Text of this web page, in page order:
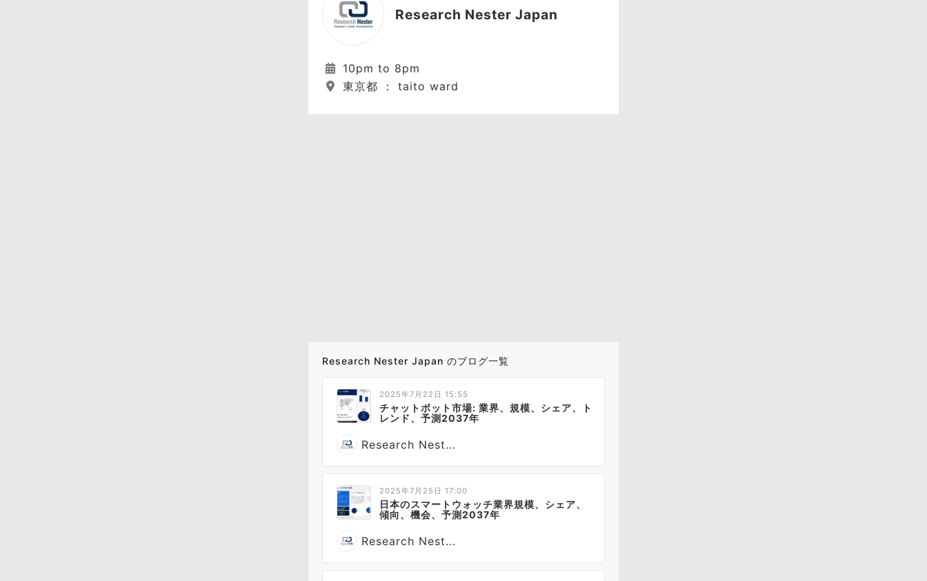
Research Nester Japan
10pm to 8pm
東京都 ： taito ward
Research Nester Japan のブログ一覧
2025年7月22日 15:55
チャットボット市場: 業界、規模、シェア、ト
レンド、予測2037年
Research Nest...
2025年7月25日 17:00
日本のスマートウォッチ業界規模、シェア、
傾向、機会、予測2037年
Research Nest...